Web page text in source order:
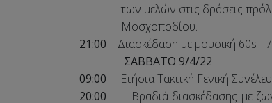
των μελών στις δράσεις
Μοσχοποδίου.
21:00 Διασκέδαση με μουσική 60s -
ΣΑΒΒΑΤΟ 9/4/22
09:00 Ετήσια Τακτική Γενική
20:00 Βραδιά διασκέδασης με